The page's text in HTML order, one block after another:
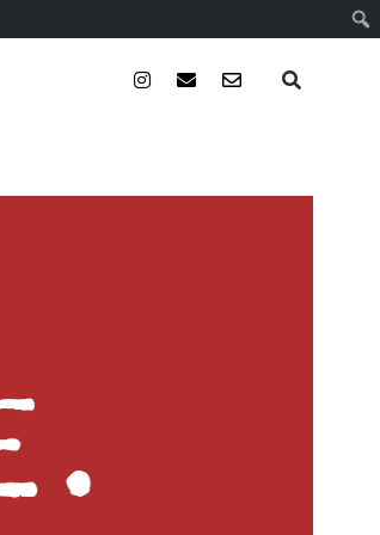
instagram
emailemail-